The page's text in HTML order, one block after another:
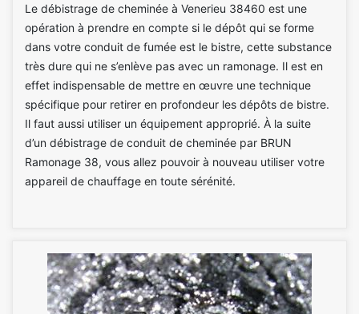
Le débistrage de cheminée à Venerieu 38460 est une
opération à prendre en compte si le dépôt qui se forme
dans votre conduit de fumée est le bistre, cette substance
très dure qui ne s’enlève pas avec un ramonage. Il est en
effet indispensable de mettre en œuvre une technique
spécifique pour retirer en profondeur les dépôts de bistre.
Il faut aussi utiliser un équipement approprié. À la suite
d’un débistrage de conduit de cheminée par BRUN
Ramonage 38, vous allez pouvoir à nouveau utiliser votre
appareil de chauffage en toute sérénité.